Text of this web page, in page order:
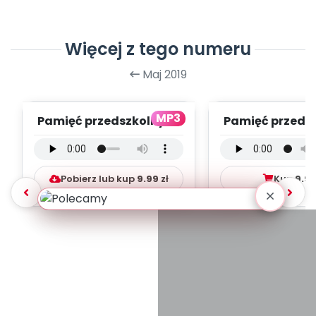
Więcej z tego numeru
Maj 2019
MP3
Pamięć przedszkolnych
instrumentalna (PD, ...
Pobierz lub kup 9.99 zł
Pamięć
(PD,
Kup9.99